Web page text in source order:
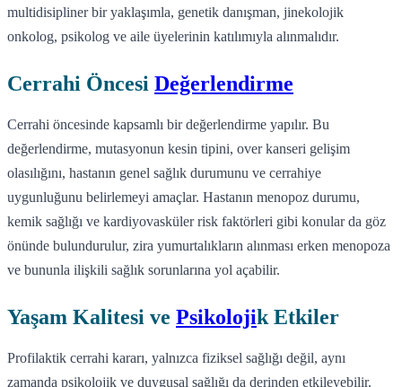
multidisipliner bir yaklaşımla, genetik danışman, jinekolojik
onkolog, psikolog ve aile üyelerinin katılımıyla alınmalıdır.
Cerrahi Öncesi Değerlendirme
Cerrahi öncesinde kapsamlı bir değerlendirme yapılır. Bu
değerlendirme, mutasyonun kesin tipini, over kanseri gelişim
olasılığını, hastanın genel sağlık durumunu ve cerrahiye
uygunluğunu belirlemeyi amaçlar. Hastanın menopoz durumu,
kemik sağlığı ve kardiyovasküler risk faktörleri gibi konular da göz
önünde bulundurulur, zira yumurtalıkların alınması erken menopoza
ve bununla ilişkili sağlık sorunlarına yol açabilir.
Yaşam Kalitesi ve Psikolojik Etkiler
Profilaktik cerrahi kararı, yalnızca fiziksel sağlığı değil, aynı
zamanda psikolojik ve duygusal sağlığı da derinden etkileyebilir.